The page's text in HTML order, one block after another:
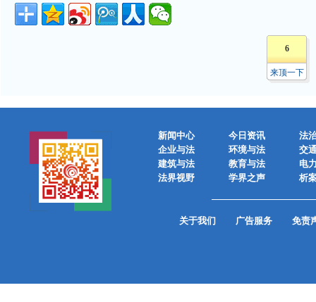
6
来顶一下
新闻中心 今日资讯
法
企业与法
环境与法
交
建筑与法
教育与法
电
法界视野
学界之声 析
关于我们 广告服务 免责